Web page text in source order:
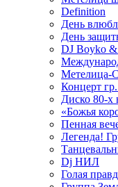
Definition
День
День
DJ Boyko &
Метелица-
Концерт
Диско 80-
«Божья
Пенная
Легенда!
Dj НИЛ
Голая